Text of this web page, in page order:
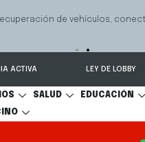
de vehículos,
ACTIVA LEY DE LOBBY
SALUD EDUCACIÓN